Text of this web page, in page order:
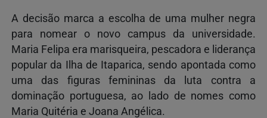
A decisão marca a escolha de uma mulher negra
para nomear o novo campus da universidade.
Maria Felipa era marisqueira, pescadora e liderança
popular da Ilha de Itaparica, sendo apontada como
uma das figuras femininas da luta contra a
dominação portuguesa, ao lado de nomes como
Maria Quitéria e Joana Angélica.